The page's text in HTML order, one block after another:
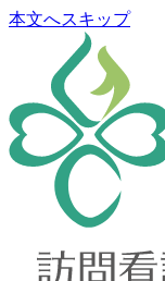
本文へスキップ